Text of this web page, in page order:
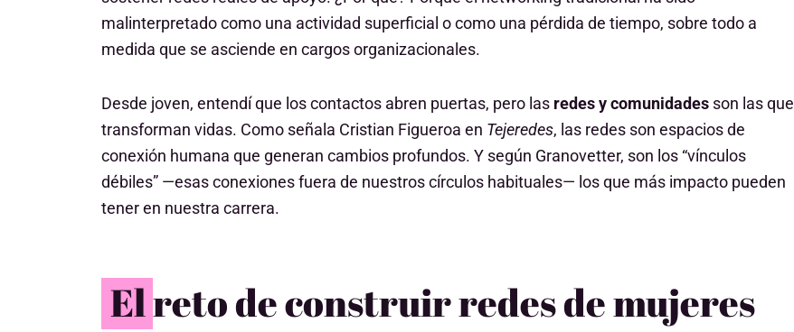
malinterpretado como una actividad superficial o como una pérdida de tiempo, sobre todo a
medida que se asciende en cargos organizacionales.
Desde joven, entendí que los contactos abren puertas, pero las redes y comunidades son las que
transforman vidas. Como señala Cristian Figueroa en Tejeredes, las redes son espacios de
conexión humana que generan cambios profundos. Y según Granovetter, son los “vínculos
débiles” —esas conexiones fuera de nuestros círculos habituales— los que más impacto pueden
tener en nuestra carrera.
El reto de construir redes de mujeres